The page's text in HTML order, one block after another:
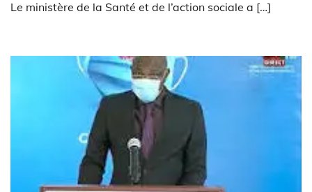
Le ministère de la Santé et de l’action sociale a […]